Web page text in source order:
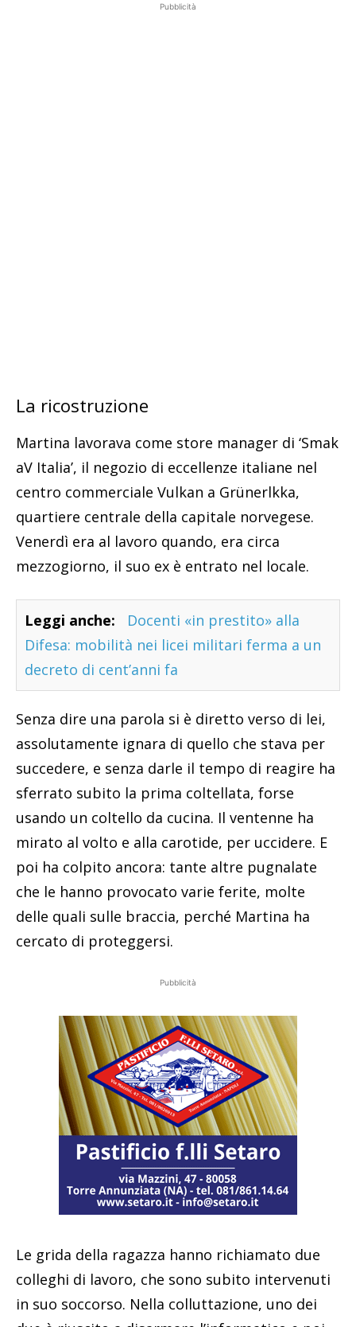
Pubblicità
La ricostruzione
Martina lavorava come store manager di ‘Smak
aV Italia’, il negozio di eccellenze italiane nel
centro commerciale Vulkan a Grünerlkka,
quartiere centrale della capitale norvegese.
Venerdì era al lavoro quando, era circa
mezzogiorno, il suo ex è entrato nel locale.
Leggi anche:
Docenti «in prestito» alla
Difesa: mobilità nei licei militari ferma a un
decreto di cent’anni fa
Senza dire una parola si è diretto verso di lei,
assolutamente ignara di quello che stava per
succedere, e senza darle il tempo di reagire ha
sferrato subito la prima coltellata, forse
usando un coltello da cucina. Il ventenne ha
mirato al volto e alla carotide, per uccidere. E
poi ha colpito ancora: tante altre pugnalate
che le hanno provocato varie ferite, molte
delle quali sulle braccia, perché Martina ha
cercato di proteggersi.
Pubblicità
Le grida della ragazza hanno richiamato due
colleghi di lavoro, che sono subito intervenuti
in suo soccorso. Nella colluttazione, uno dei